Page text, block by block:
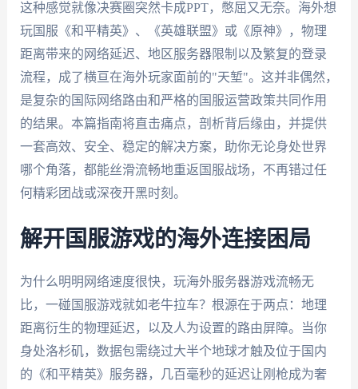
这种感觉就像决赛圈突然卡成PPT，憋屈又无奈。海外想
玩国服《和平精英》、《英雄联盟》或《原神》，物理
距离带来的网络延迟、地区服务器限制以及繁复的登录
流程，成了横亘在海外玩家面前的"天堑"。这并非偶然，
是复杂的国际网络路由和严格的国服运营政策共同作用
的结果。本篇指南将直击痛点，剖析背后缘由，并提供
一套高效、安全、稳定的解决方案，助你无论身处世界
哪个角落，都能丝滑流畅地重返国服战场，不再错过任
何精彩团战或深夜开黑时刻。
解开国服游戏的海外连接困局
为什么明明网络速度很快，玩海外服务器游戏流畅无
比，一碰国服游戏就如老牛拉车？根源在于两点：地理
距离衍生的物理延迟，以及人为设置的路由屏障。当你
身处洛杉矶，数据包需绕过大半个地球才触及位于国内
的《和平精英》服务器，几百毫秒的延迟让刚枪成为奢